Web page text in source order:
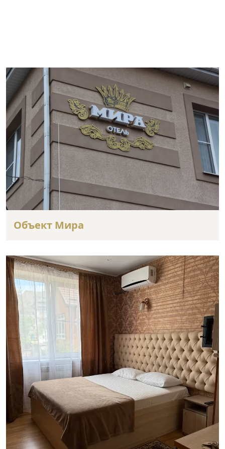
Объект Мира